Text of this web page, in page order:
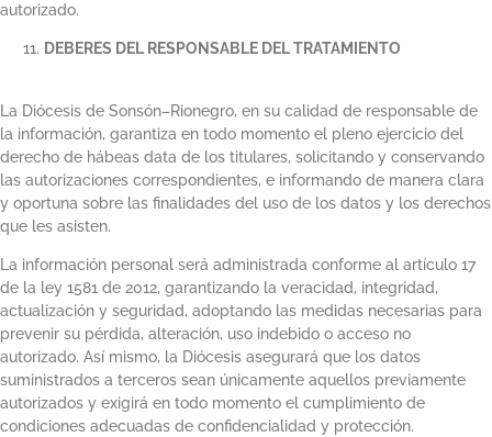
autorizado.
DEBERES DEL RESPONSABLE DEL TRATAMIENTO
La Diócesis de Sonsón–Rionegro, en su calidad de responsable de
la información, garantiza en todo momento el pleno ejercicio del
derecho de hábeas data de los titulares, solicitando y conservando
las autorizaciones correspondientes, e informando de manera clara
y oportuna sobre las finalidades del uso de los datos y los derechos
que les asisten.
La información personal será administrada conforme al artículo 17
de la ley 1581 de 2012, garantizando la veracidad, integridad,
actualización y seguridad, adoptando las medidas necesarias para
prevenir su pérdida, alteración, uso indebido o acceso no
autorizado. Así mismo, la Diócesis asegurará que los datos
suministrados a terceros sean únicamente aquellos previamente
autorizados y exigirá en todo momento el cumplimiento de
condiciones adecuadas de confidencialidad y protección.